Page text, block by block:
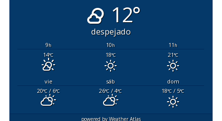
12°
despejado
9h 10h 11h
14°C 18°C 21°C
vie sáb
dom
20°C/ 6°C 26°C / 4°C 18°C / 5°C
powered byWeather Atlas